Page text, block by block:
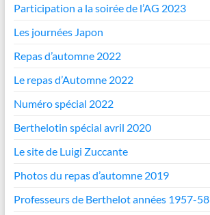
Participation a la soirée de l’AG 2023
Les journées Japon
Repas d’automne 2022
Le repas d’Automne 2022
Numéro spécial 2022
Berthelotin spécial avril 2020
Le site de Luigi Zuccante
Photos du repas d’automne 2019
Professeurs de Berthelot années 1957-58